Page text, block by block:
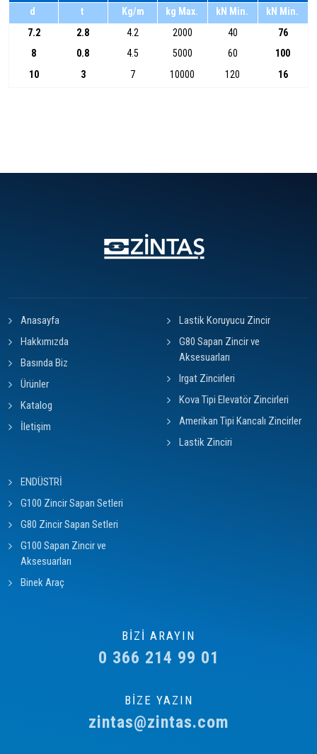
d t Kg/m kg Max. kN Min.
kN Min.
7.2
2.8 4.2 2000 40
76
8
0.8 4.5 5000 60
100
10
3 7 10000 120 16
Anasayfa
Hakkımızda
Basında Biz
Ürünler
Katalog
İletişim
Lastik Koruyucu Zincir
G80 Sapan Zincir ve
Aksesuarları
Irgat Zincirleri
Kova Tipi Elevatör Zincirleri
Amerikan Tipi Kancalı Zincirler
Lastik Zinciri
ENDÜSTRİ
G100 Zincir Sapan Setleri
G80 Zincir Sapan Setleri
G100 Sapan Zincir ve
Aksesuarları
Binek Araç
BİZİ ARAYIN
0 366 214 99 01
BİZE YAZIN
zintas@zintas.com